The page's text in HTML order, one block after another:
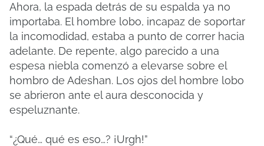
Ahora, la espada detrás de su espalda ya no
importaba. El hombre lobo, incapaz de soportar
la incomodidad, estaba a punto de correr hacia
adelante. De repente, algo parecido a una
espesa niebla comenzó a elevarse sobre el
hombro de Adeshan. Los ojos del hombre lobo
se abrieron ante el aura desconocida y
espeluznante.
“¿Qué… qué es eso…? ¡Urgh!”